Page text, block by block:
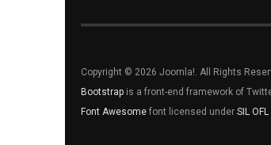
Copyright © 2026 Joomla!. All Rights
Bootstrap is a front-end framework of
Font Awesome font licensed under SIL OFL